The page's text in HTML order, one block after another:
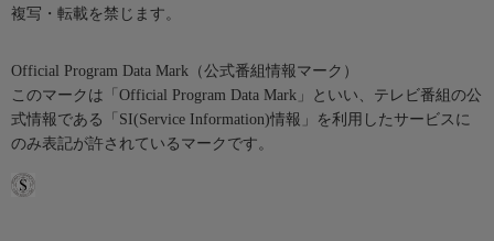
複写・転載を禁じます。
Official Program Data Mark（公式番組情報マーク）
このマークは「Official Program Data Mark」といい、テレビ番組の公
式情報である「SI(Service Information)情報」を利用したサービスに
のみ表記が許されているマークです。